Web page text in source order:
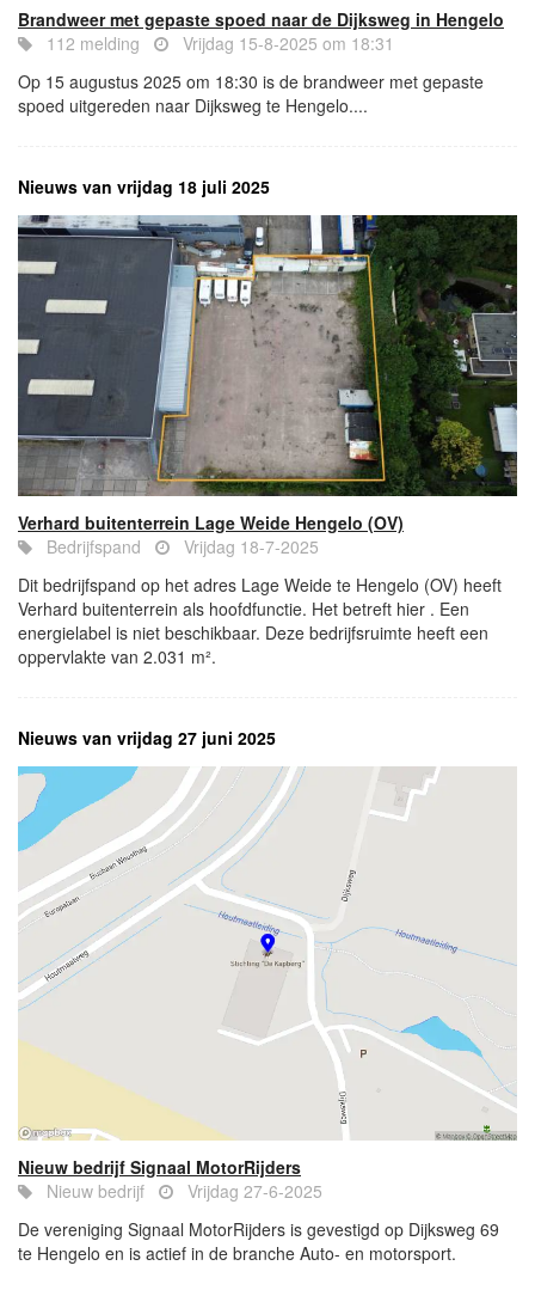
Brandweer met gepaste spoed naar de Dijksweg in Hengelo
112 melding
Vrijdag 15-8-2025 om 18:31
Op 15 augustus 2025 om 18:30 is de brandweer met gepaste
spoed uitgereden naar Dijksweg te Hengelo....
Nieuws van vrijdag 18 juli 2025
Verhard buitenterrein Lage Weide Hengelo (OV)
Bedrijfspand
Vrijdag 18-7-2025
Dit bedrijfspand op het adres Lage Weide te Hengelo (OV) heeft
Verhard buitenterrein als hoofdfunctie. Het betreft hier . Een
energielabel is niet beschikbaar. Deze bedrijfsruimte heeft een
oppervlakte van 2.031 m².
Nieuws van vrijdag 27 juni 2025
Nieuw bedrijf Signaal MotorRijders
Nieuw bedrijf
Vrijdag 27-6-2025
De vereniging Signaal MotorRijders is gevestigd op Dijksweg 69
te Hengelo en is actief in de branche Auto- en motorsport.